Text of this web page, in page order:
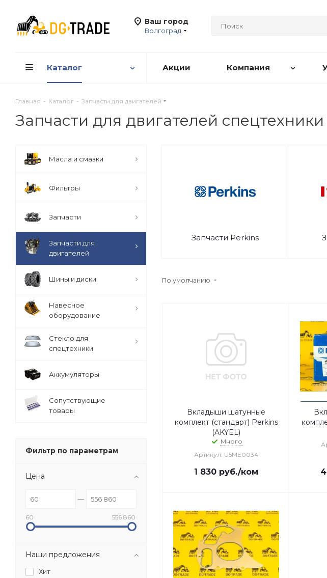
Ваш город
Волгоград
Каталог Акции Компания
Главная - Каталог - Запчасти для двигателей
Запчасти для двигателей спецтехники
Запчасти Perkins
По умолчанию
Вкладыши шатунные
комплект (стандарт) Perkins
(AKYEL)
Много
Артикул: U5ME0034
1 830 руб./ком
Масла и смазки
Фильтры
Запчасти
Запчасти для
двигателей
Шины и диски
Навесное
оборудование
Стекло для
спецтехники
Аккумуляторы
Сопутствующие
товары
Фильтр по параметрам
Цена
60 556 860
Наши предложения
Хит